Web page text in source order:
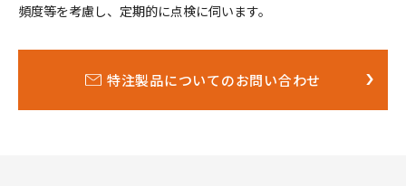
頻度等を考慮し、定期的に点検に伺います。
特注製品についてのお問い合わせ